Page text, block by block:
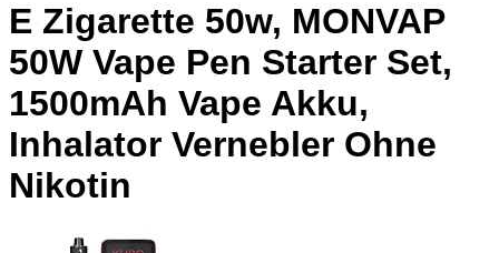
E Zigarette 50w, MONVAP
50W Vape Pen Starter Set,
1500mAh Vape Akku,
Inhalator Vernebler Ohne
Nikotin